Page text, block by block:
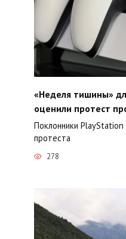
«Неделя тишины»
оценили протест
Поклонники
протеста
278